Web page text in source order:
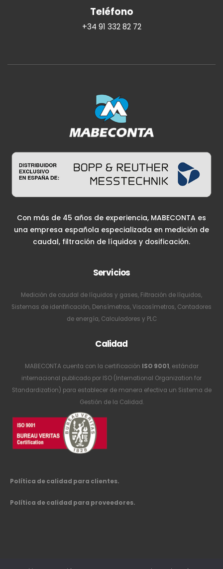
Teléfono
+34 91 332 82 72
Con más de 45 años de experiencia, MABECONTA es
una empresa española especializada en medición de
caudal, filtración de líquidos y dosificación.
Servicios
Medición de caudal de líquidos y gases, Filtración de líquidos,
Sistemas de identificación, Densímetros, Viscosímetros, Contadores
de energía, Calculadores y PLC
Calidad
MABECONTA cuenta con la certificación ISO 9001, estándar
internacional publicado por ISO (International Organization for
Standardization) para establecer de manera efectiva un Sistema de
Gestión de la Calidad.
Política de calidad para clientes.
Política de calidad para proveedores.